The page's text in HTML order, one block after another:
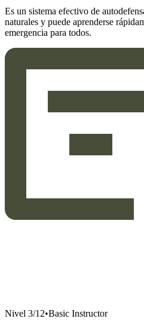
Es un sistema efectivo de
naturales y puede aprenderse
emergencia para todos.
Nivel 3/12•Basic Instructor